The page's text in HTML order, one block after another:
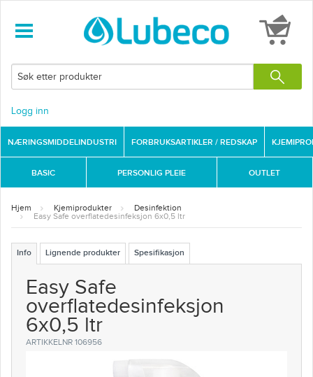
Logg inn
NÆRINGSMIDDELINDUSTRI FORBRUKSARTIKLER / REDSKAP
BASIC PERSONLIG PLEIE OUTLET
Hjem Kjemiprodukter
Desinfektion
Easy Safe overflatedesinfeksjon 6x0,5 ltr
Info Lignende produkter Spesifikasjon
Easy Safe
overflatedesinfeksjon
6x0,5 ltr
ARTIKKELNR 106956